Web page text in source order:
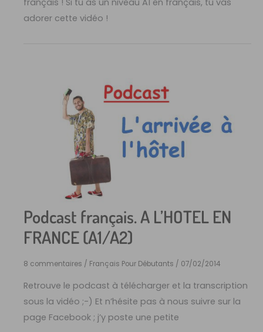
adorer cette vidéo !
Podcast français. A L’HOTEL EN
FRANCE (A1/A2)
8 commentaires / Français Pour Débutants / 07/02/2014
Retrouve le podcast à télécharger et la transcription
sous la vidéo ;-) Et n’hésite pas à nous suivre sur la
page Facebook ; j’y poste une petite